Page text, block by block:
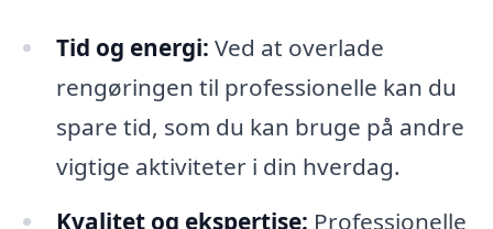
Tid og energi: Ved at overlade
rengøringen til professionelle kan du
spare tid, som du kan bruge på andre
vigtige aktiviteter i din hverdag.
Kvalitet og ekspertise: Professionelle